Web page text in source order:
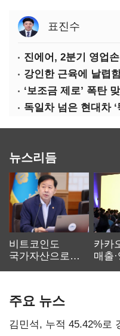
표진수
진에어, 2분기 영업
강인한 근육에 날렵
‘보조금 제로’ 폭탄
뉴스리듬
비트코인도
국가자산으로…'
카카
매출
주요 뉴스
김민석, 누적 45.42%로